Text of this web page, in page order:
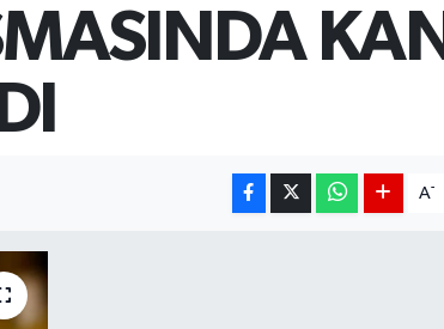
BİST100
13.779
%-14
KAN
A-